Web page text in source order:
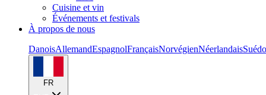
Cuisine et vin
Événements et festivals
À propos de nous
DanoisAllemandEspagnolFrançaisNorvégienNéerlandais
FR